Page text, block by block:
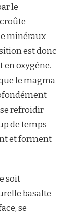
le
minéraux
est donc
oxygène.
le magma
refroidir
de temps
et forment
soit
basalte
se